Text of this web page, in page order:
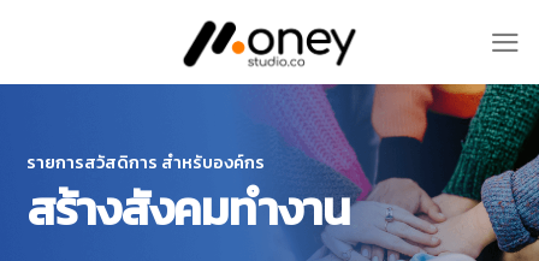
content
รายการสวัสดิการ สำหรับองค์กร
สร้างสังคมทำงาน